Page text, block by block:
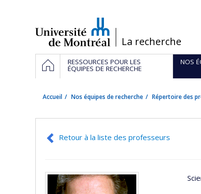
/La recherche
Navigation
principale
ACCUEILRESSOURCES POUR LES
ÉQUIPES DE RECHERCHE
NOS
Accueil Nos équipes de recherche Répertoire des
Retour à la liste des professeurs